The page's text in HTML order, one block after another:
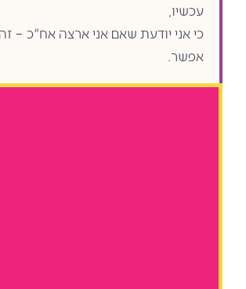
עכשיו,
כי אני יודעת שאם אני ארצה אח"כ –
אפשר.